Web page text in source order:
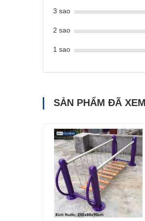
Xích
3 sao
2 sao
1 sao
SẢN PHẨM ĐÃ XEM